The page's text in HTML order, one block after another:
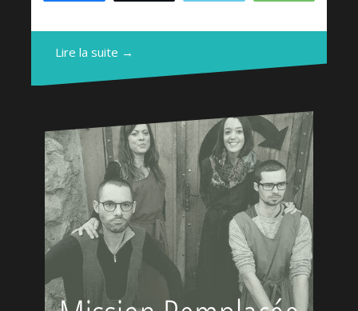
Lire la suite →